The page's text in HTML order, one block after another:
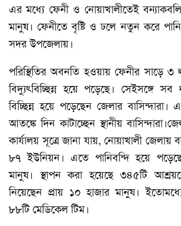
এর মধ্যে ফেনী ও নোয়াখালীতেই
মানুষ। ফেনীতে বৃষ্টি ও ঢলে নতুন করে
সদর উপজেলায়।
পরিস্থিতির অবনতি হওয়ায় ফেনীর সাড়ে ৩
বিদ্যুৎবিচ্ছিন্ন হয়ে পড়েছে। সেইসঙ্গে
বিচ্ছিন্ন হয়ে পড়েছেন জেলার
আতঙ্কে দিন কাটাচ্ছেন স্থানীয়
কার্যালয় সূত্রে জানা যায়, নোয়াখালী জেলায়
৮৭ ইউনিয়ন। এতে পানিবন্দি হয়ে
মানুষ। স্থাপন করা হয়েছে ৩৪৫টি
নিয়েছেন প্রায় ১০ হাজার মানুষ।
৮৮টি মেডিকেল টিম।